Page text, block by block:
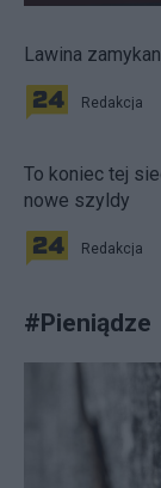
Lawina
Redakcja
To koniec tej
nowe szyldy
Redakcja
#Pieniądze